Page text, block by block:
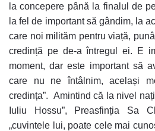
la concepere până la finalul de
la fel de important să gândim, la
care noi milităm pentru viață,
credință pe de-a întregul ei. E
moment, dar este important să
care nu ne întâlnim, același
credința”. Amintind că la nivel
Iuliu Hossu”, Preasfinția Sa
„cuvintele lui, poate cele mai